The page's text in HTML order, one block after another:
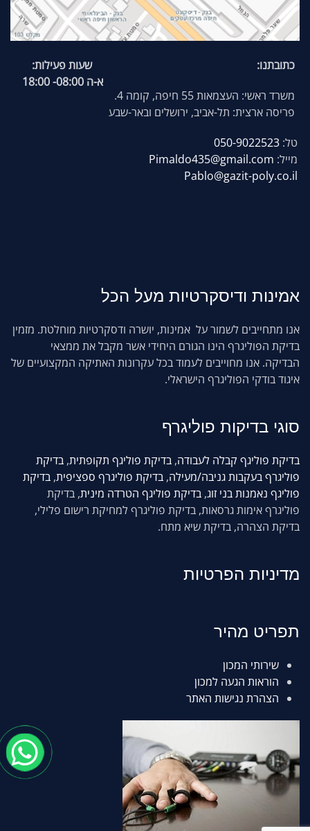
כתובתנו:
משרד ראשי: העצמאות 55 חיפה, קומה 4.
פריסה ארצית: תל-אביב, ירושלים ובאר-שבע
טל: 050-9022523
מייל: Pimaldo435@gmail.com
Pablo@gazit-poly.co.il
שעות פעילות:
א-ה 08:00- 18:00
אמינות ודיסקרטיות מעל הכל
אנו מתחייבים לשמור על אמינות, יושרה ודסקרטיות מוחלטת. מזמין
בדיקת הפוליגרף הינו הגורם היחידי אשר מקבל את ממצאי
הבדיקה. אנו מחוייבים לעמוד בכל עקרונות האתיקה המקצועיים של
איגוד בודקי הפוליגרף הישראלי.
סוגי בדיקות פוליגרף
בדיקת פוליגף קבלה לעבודה, בדיקת פוליגף תקופתית, בדיקת
פוליגרף בעקבות גניבה/מעילה, בדיקת פוליגרף ספציפית, בדיקת
פוליגף נאמנות בני זוג, בדיקת פוליגף הטרדה מינית, בדיקת
פוליגרף אימות גרסאות, בדיקת פוליגרף למחיקת רישום פלילי,
בדיקת הצהרה, בדיקת שיא מתח.
מדיניות הפרטיות
תפריט מהיר
שירותי המכון
הוראות הגעה למכון
הצהרת נגישות האתר